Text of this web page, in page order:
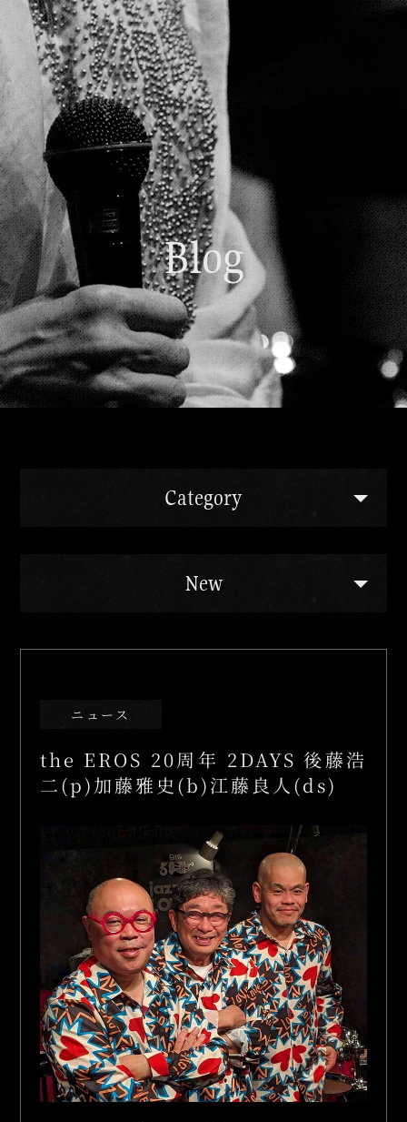
01. Home
02. Beginner's Guide
03. Live Schedule
04. Food＆Drink
05. Floor Guide
06. Access
Blog
Category
New
ニュース
the EROS 20周年 2DAYS 後藤浩
二(p)加藤雅史(b)江藤良人(ds)